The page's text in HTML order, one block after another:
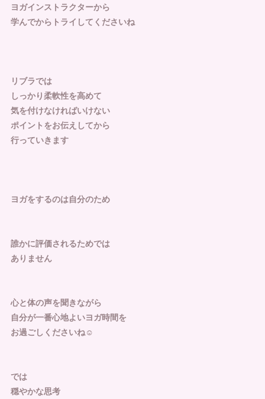
ヨガインストラクターから
学んでからトライしてくださいね
リブラでは
しっかり柔軟性を高めて
気を付けなければいけない
ポイントをお伝えしてから
行っていきます
ヨガをするのは自分のため
誰かに評価されるためでは
ありません
心と体の声を聞きながら
自分が一番心地よいヨガ時間を
お過ごしくださいね☺️
では
穏やかな思考